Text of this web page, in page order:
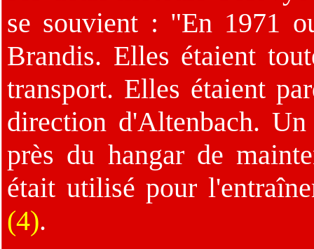
se souvient : "En 1971
Brandis. Elles étaient
transport. Elles étaient
direction d'Altenbach.
près du hangar de
était utilisé pour
(4).